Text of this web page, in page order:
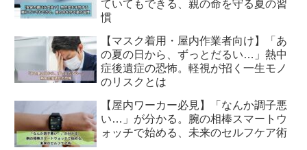
ていてもできる、親の命を守る夏の習
慣
【マスク着用・屋内作業者向け】「あ
の夏の日から、ずっとだるい…」熱中
症後遺症の恐怖。軽視が招く一生モノ
のリスクとは
【屋内ワーカー必見】「なんか調子悪
い…」が分かる。腕の相棒スマートウ
ォッチで始める、未来のセルフケア術